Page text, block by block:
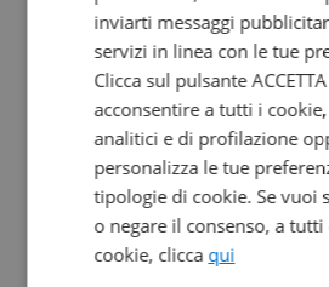
F.B MONDIAL
2025 | 3335 km | 124 cc | 13.6 Hp |
2.390
inviarti messaggi
servizi in linea con le tue
Clicca sul pulsante
acconsentire a tutti i
analitici e di profilazione
personalizza le tue
tipologie di cookie. Se vuoi
o negare il consenso, a
cookie, clicca qui